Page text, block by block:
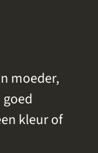
moeder,
kleur of